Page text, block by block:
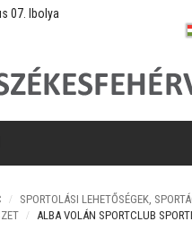
07. Ibolya
SPORTOLÁSI LEHETŐSÉGEK,
ALBA VOLÁN SPORTCLUB